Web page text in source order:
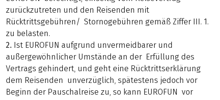
zurückzutreten und den Reisenden mit
Rücktrittsgebühren/ Stornogebühren gemäß Ziffer III. 1.
zu belasten.
2. Ist EUROFUN aufgrund unvermeidbarer und
außergewöhnlicher Umstände an der Erfüllung des
Vertrags gehindert, und geht eine Rücktrittserklärung
dem Reisenden unverzüglich, spätestens jedoch vor
Beginn der Pauschalreise zu, so kann EUROFUN vor